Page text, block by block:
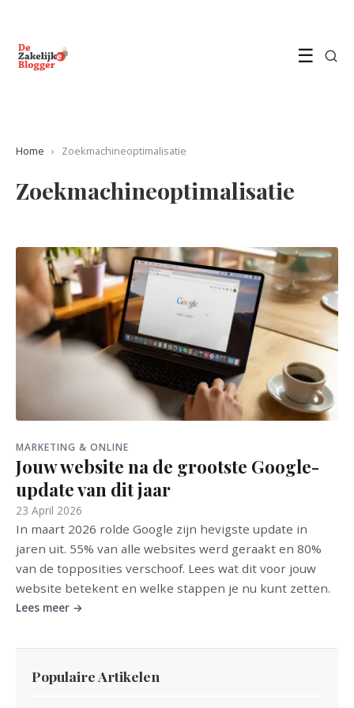
☰
Home › Zoekmachineoptimalisatie
Zoekmachineoptimalisatie
MARKETING & ONLINE
Jouw website na de grootste Google-
update van dit jaar
23 April 2026
In maart 2026 rolde Google zijn hevigste update in
jaren uit. 55% van alle websites werd geraakt en 80%
van de topposities verschoof. Lees wat dit voor jouw
website betekent en welke stappen je nu kunt zetten.
Lees meer →
Populaire Artikelen